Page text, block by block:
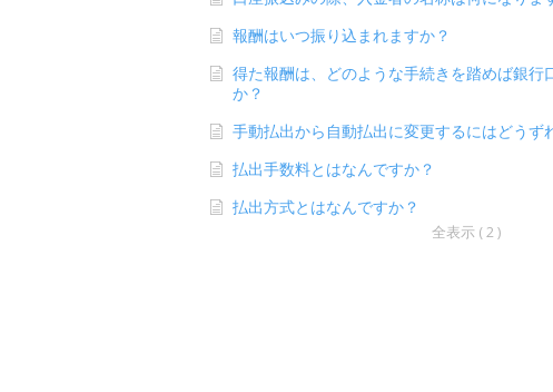
報酬はいつ振り込まれますか？
得た報酬は、どのような手続きを踏めば銀行
か？
手動払出から自動払出に変更するにはどうず
払出手数料とはなんですか？
払出方式とはなんですか？
全表示 ( 2 )